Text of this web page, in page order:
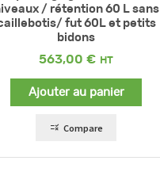
/ rétention 60 L sans
fut 60L et petits
bidons
563,00 €
Ajouter au panier
Compare